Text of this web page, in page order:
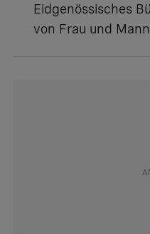
Eidgenössisches
von Frau und